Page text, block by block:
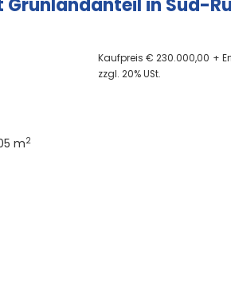
in Süd-
Kaufpreis € 230.000,00 +
zzgl. 20% USt.
m2